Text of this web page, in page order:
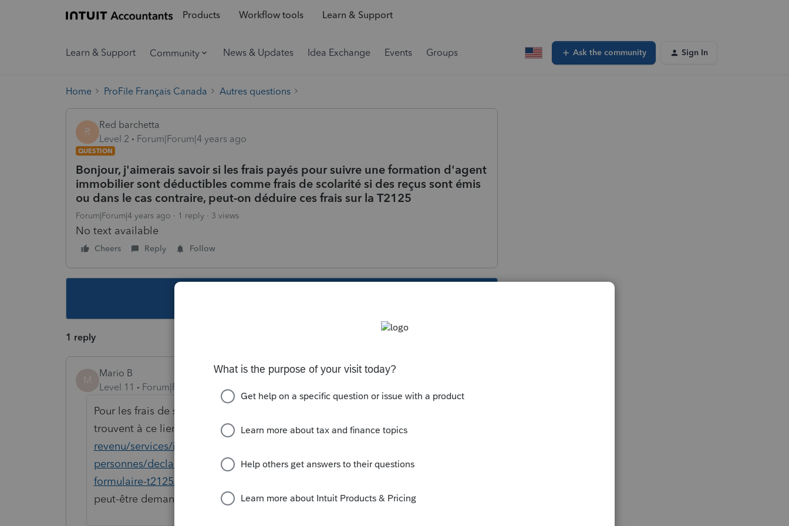
Products Workflow tools Learn & Support
Learn & Support Community News & Updates Idea Exchange Events Groups Ask the community Sign In
Home ProFile Français Canada Autres questions
R
Red barchetta
Level 2
Forum|Forum|4 years ago
QUESTION
Bonjour, j'aimerais savoir si les frais payés pour suivre une formation d'agent
immobilier sont déductibles comme frais de scolarité si des reçus sont émis
ou dans le cas contraire, peut-on déduire ces frais sur la T2125
Forum|Forum|4 years ago 1 reply 3 views
No text available
Cheers Reply Follow
1 reply
M
Mario B
Level 11
Forum|Forum|4 years ago
Pour les frais de scolarité il faut une T2202, et pour la T2125, les explication se
trouvent à ce lien
https://www.canada.ca/fr/agence-
revenu/services/impot/entreprises/sujets/entreprise-individuelle-societe-
personnes/declarer-vos-revenus-depenses-entreprise/comment-remplir-
formulaire-t2125/section-depenses-formulaire-t2125.html
peut-être demander à l ARC